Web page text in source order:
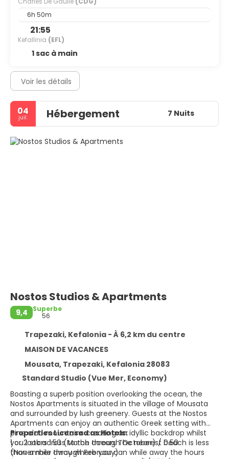
6h 50m
21:55
Kefallinia (EFL)
1 sac à main
Voir les détails
04
juil. Hébergement 7 Nuits
Nostos Studios & Apartments
9,4
Superbe
56
Trapezaki, Kefalonia - À 6,2 km du centre
MAISON DE VACANCES
Mousata, Trapezaki, Kefalonia 28083
Standard Studio (Vue Mer, Economy)
Boasting a superb position overlooking the ocean, the
Nostos Apartments is situated in the village of Mousata
and surrounded by lush greenery. Guests at the Nostos
Apartments can enjoy an authentic Greek setting with
pine clad mountains creating an idyllic backdrop whilst
you look across to the ocean. The nearest beach is less
than a mile away where you can while away the hours
Properties Licensed as Hotels:
1 or 2 stars 1.50 (March through October) / 0.50
(November through February)